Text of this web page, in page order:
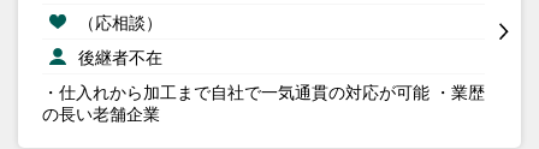
（応相談）
後継者不在
・仕入れから加工まで自社で一気通貫の対応が可能 ・業歴
の長い老舗企業